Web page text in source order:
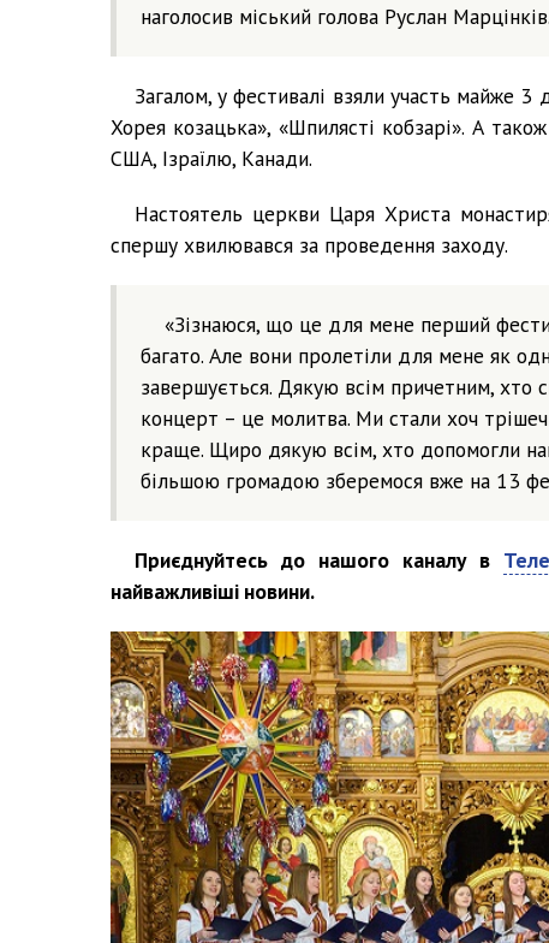
наголосив міський голова Руслан Марцінків.
Загалом, у фестивалі взяли участь майже
Хорея козацька», «Шпилясті кобзарі». А
США, Ізраїлю, Канади.
Настоятель церкви Царя Христа
спершу хвилювався за проведення заходу.
«Зізнаюся, що це для мене перший
багато. Але вони пролетіли для мене як
завершується. Дякую всім причетним, хто
концерт – це молитва. Ми стали хоч
краще. Щиро дякую всім, хто допомогли
більшою громадою зберемося вже на 13
Приєднуйтесь до нашого каналу в
найважливіші новини.